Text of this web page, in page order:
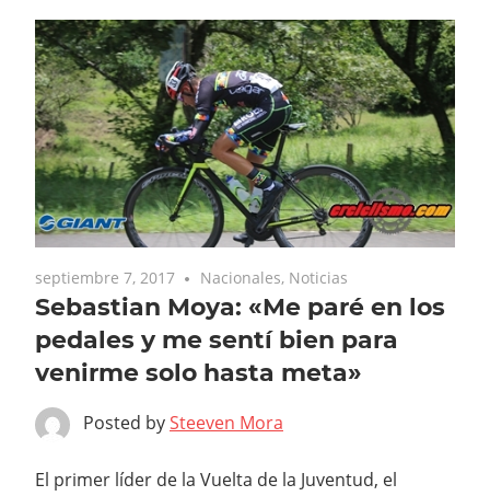
septiembre 7, 2017 Nacionales, Noticias
Sebastian Moya: «Me paré en los
pedales y me sentí bien para
venirme solo hasta meta»
Posted bySteeven Mora
El primer líder de la Vuelta de la Juventud, el